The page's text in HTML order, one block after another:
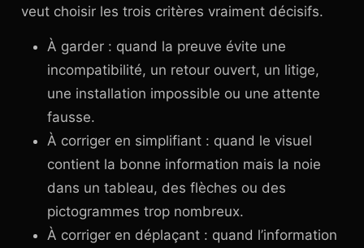
veut choisir les trois critères vraiment décisifs.
À garder : quand la preuve évite une
incompatibilité, un retour ouvert, un litige,
une installation impossible ou une attente
fausse.
À corriger en simplifiant : quand le visuel
contient la bonne information mais la noie
dans un tableau, des flèches ou des
pictogrammes trop nombreux.
À corriger en déplaçant : quand l’information